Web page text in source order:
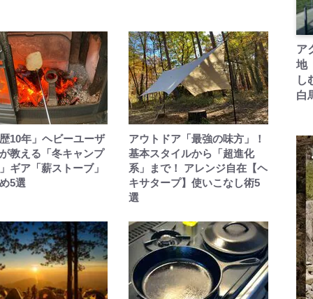
10年」ヘビーユーザ
教える「冬キャンプ
ギア「薪ストーブ」
5選
アウトドア「最強の味方」！
基本スタイルから「超進化
系」まで！ アレンジ自在【ヘ
キサタープ】使いこなし術5
選
ア
地
し
白